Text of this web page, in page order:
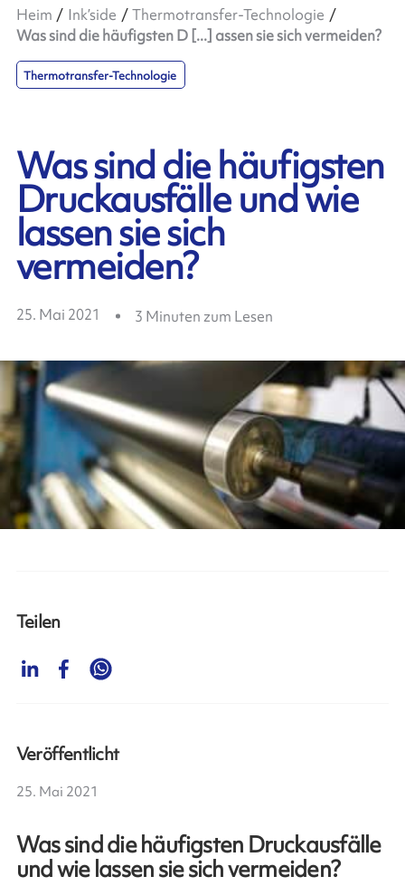
Heim Ink’side
Thermotransfer-Technologie
Was sind die häufigsten D [...] assen sie sich vermeiden?
Thermotransfer-Technologie
Was sind die häufigsten
Druckausfälle und wie
lassen sie sich
vermeiden?
25. Mai 2021 3 Minuten zum Lesen
Was sind die häufigsten Druckausfälle
und wie lassen sie sich vermeiden?
Teilen
Veröffentlicht
25. Mai 2021